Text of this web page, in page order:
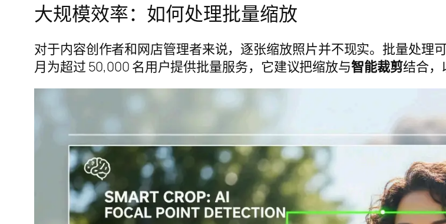
大规模效率：如何处理批量缩放
对于内容创作者和网店管理者来说，逐张缩放照片并不现实。批量处理
月为超过 50,000 名用户提供批量服务，它建议把缩放与智能裁剪结合，